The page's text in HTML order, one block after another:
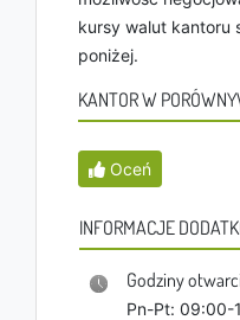
kursy walut kantoru
poniżej.
KANTOR W
Oceń
INFORMACJE
Godziny
Pn-Pt: 09:00-